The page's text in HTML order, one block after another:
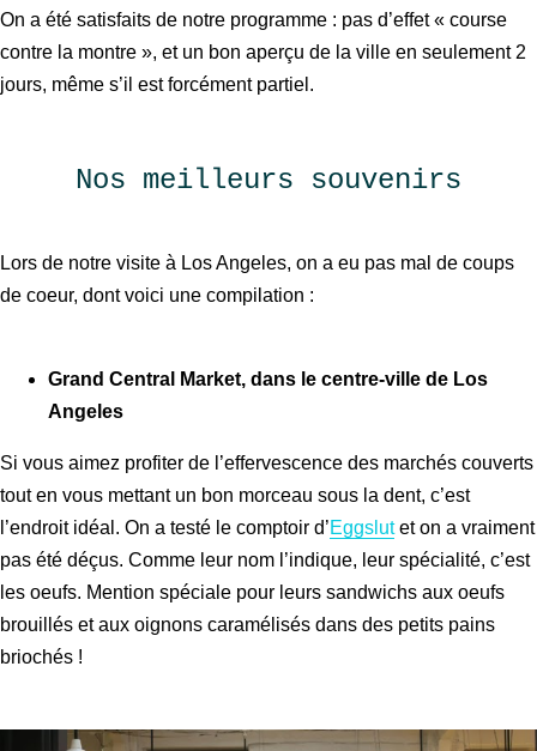
On a été satisfaits de notre programme : pas d’effet « course
contre la montre », et un bon aperçu de la ville en seulement 2
jours, même s’il est forcément partiel.
Nos meilleurs souvenirs
Lors de notre visite à Los Angeles, on a eu pas mal de coups
de coeur, dont voici une compilation :
Grand Central Market, dans le centre-ville de Los
Angeles
Si vous aimez profiter de l’effervescence des marchés couverts
tout en vous mettant un bon morceau sous la dent, c’est
l’endroit idéal. On a testé le comptoir d’Eggslutet on a vraiment
pas été déçus. Comme leur nom l’indique, leur spécialité, c’est
les oeufs. Mention spéciale pour leurs sandwichs aux oeufs
brouillés et aux oignons caramélisés dans des petits pains
briochés !